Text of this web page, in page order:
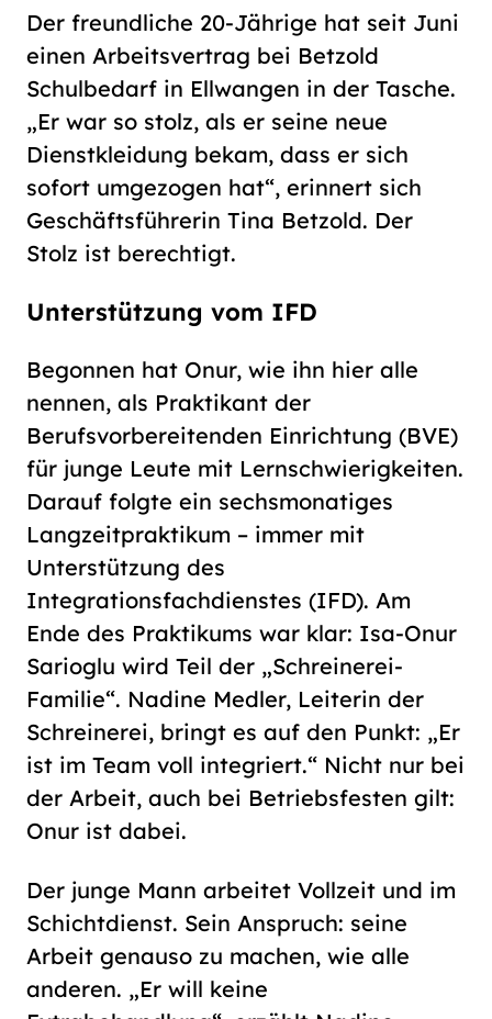
Der freundliche 20-Jährige hat seit Juni
einen Arbeitsvertrag bei Betzold
Schulbedarf in Ellwangen in der Tasche.
„Er war so stolz, als er seine neue
Dienstkleidung bekam, dass er sich
sofort umgezogen hat“, erinnert sich
Geschäftsführerin Tina Betzold. Der
Stolz ist berechtigt.
Unterstützung vom IFD
Begonnen hat Onur, wie ihn hier alle
nennen, als Praktikant der
Berufsvorbereitenden Einrichtung (BVE)
für junge Leute mit Lernschwierigkeiten.
Darauf folgte ein sechsmonatiges
Langzeitpraktikum – immer mit
Unterstützung des
Integrationsfachdienstes (IFD). Am
Ende des Praktikums war klar: Isa-Onur
Sarioglu wird Teil der „Schreinerei-
Familie“. Nadine Medler, Leiterin der
Schreinerei, bringt es auf den Punkt: „Er
ist im Team voll integriert.“ Nicht nur bei
der Arbeit, auch bei Betriebsfesten gilt:
Onur ist dabei.
Der junge Mann arbeitet Vollzeit und im
Schichtdienst. Sein Anspruch: seine
Arbeit genauso zu machen, wie alle
anderen. „Er will keine